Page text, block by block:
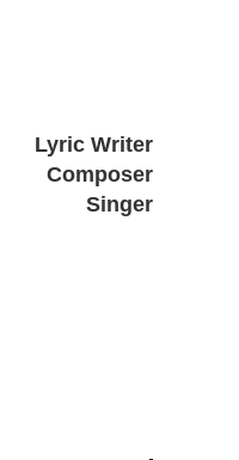
Lyric Writer
Composer
Singer